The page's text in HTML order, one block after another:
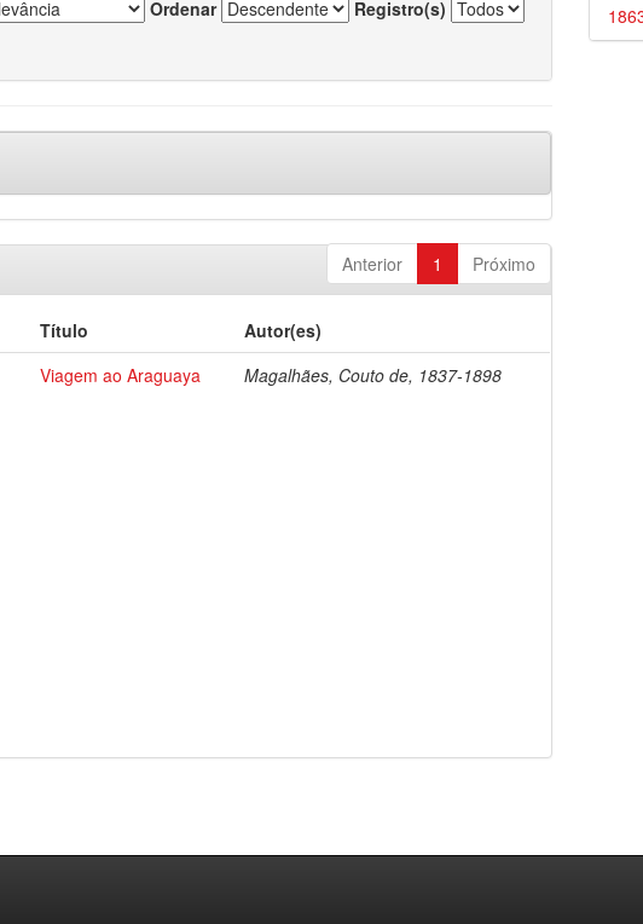
Ordenar Registro(s)
Anterior 1 Próximo
Título
Autor(es)
Viagem ao Araguaya Magalhães, Couto de, 1837-1898